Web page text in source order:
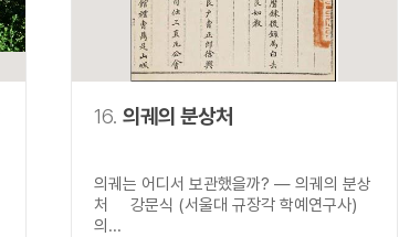
16. 의궤의 분상처
의궤는 어디서 보관했을까? ― 의궤의 분상
처 강문식 (서울대 규장각 학예연구사)
의...